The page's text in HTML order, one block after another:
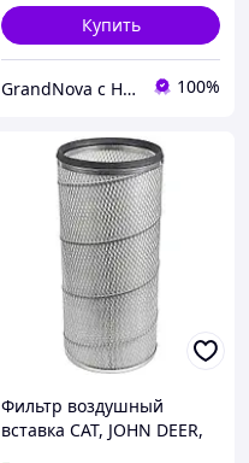
Купить
GrandNova с НДС 100%
Фильтр воздушный
вставка CAT, JOHN DEER,